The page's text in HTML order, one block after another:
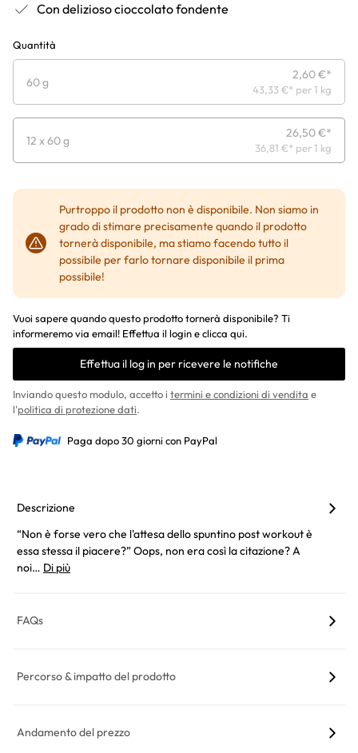
Con delizioso cioccolato fondente
Quantità
60 g
2,60 €*
43,33 €* per 1 kg
12 x 60 g
26,50 €*
36,81 €* per 1 kg
Purtroppo il prodotto non è disponibile. Non siamo in
grado di stimare precisamente quando il prodotto
tornerà disponibile, ma stiamo facendo tutto il
possibile per farlo tornare disponibile il prima
possibile!
Vuoi sapere quando questo prodotto tornerà disponibile? Ti
informeremo via email! Effettua il login e clicca qui.
Effettua il log in per ricevere le notifiche
Inviando questo modulo, accetto i termini e condizioni di vendita e
l'politica di protezione dati.
Paga dopo 30 giorni con PayPal
Descrizione
“Non è forse vero che l'attesa dello spuntino post workout è
essa stessa il piacere?” Oops, non era così la citazione? A
noi… Di più
FAQs
Percorso & impatto del prodotto
Andamento del prezzo